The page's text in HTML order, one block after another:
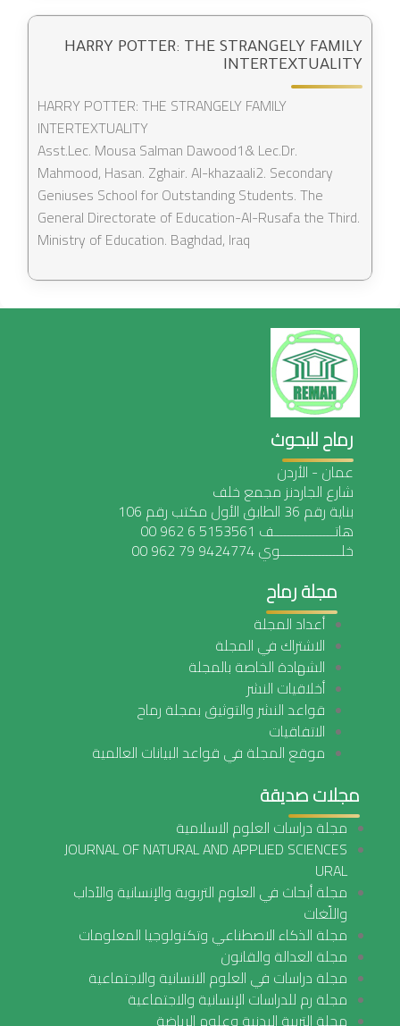
HARRY POTTER: THE STRANGELY FAMILY
INTERTEXTUALITY
HARRY POTTER: THE STRANGELY FAMILY
INTERTEXTUALITY
Asst.Lec. Mousa Salman Dawood1& Lec.Dr.
Mahmood, Hasan. Zghair. Al-khazaali2. Secondary
Geniuses School for Outstanding Students. The
General Directorate of Education-Al-Rusafa the Third.
Ministry of Education. Baghdad, Iraq
رماح للبحوث
عمان - الأردن
شارع الجاردنز مجمع خلف
بناية رقم 36 الطابق الأول مكتب رقم 106
هاتـــــــــــــــــف 5153561 6 962 00
خلـــــــــــــــــوي 9424774 79 962 00
مجلة رماح
أعداد المجلة
الاشتراك في المجلة
الشهادة الخاصة بالمجلة
أخلاقيات النشر
قواعد النشر والتوثيق بمجلة رماح
الاتفاقيات
موقع المجلة في قواعد البيانات العالمية
مجلات صديقة
مجلة دراسات العلوم الاسلامية
JOURNAL OF NATURAL AND APPLIED SCIENCES
URAL
مجلة أبحاث في العلوم التربوية والإنسانية والآداب
واللّغات
مجلة الذكاء الاصطناعي وتكنولوجيا المعلومات
مجلة العدالة والقانون
مجلة دراسات في العلوم الانسانية والاجتماعية
مجلة رم للدراسات الإنسانية والاجتماعية
مجلة التربية البدنية وعلوم الرياضة